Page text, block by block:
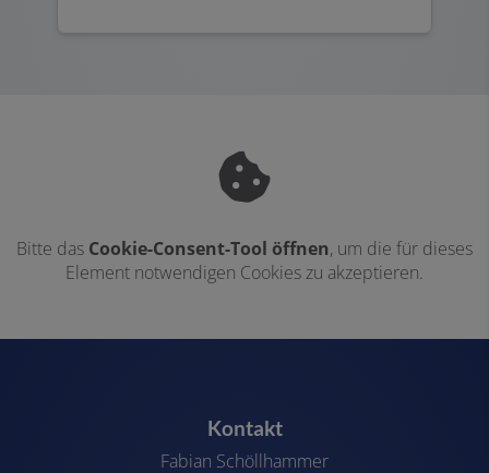
Bitte das Cookie-Consent-Tool öffnen, um die für dieses
Element notwendigen Cookies zu akzeptieren.
Kontakt
Fabian Schöllhammer